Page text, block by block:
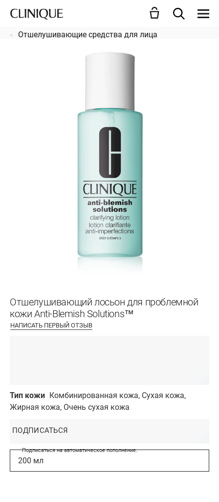
Отшелушивающие средства для лица
Отшелушивающий лосьон для проблемной
кожи Anti-Blemish Solutions™
НАПИСАТЬ ПЕРВЫЙ ОТЗЫВ
Тип кожи Комбинированная кожа, Сухая кожа,
Жирная кожа, Очень сухая кожа
200 мл
ПОДПИСАТЬСЯ
Подписаться на автоматическое пополнение.